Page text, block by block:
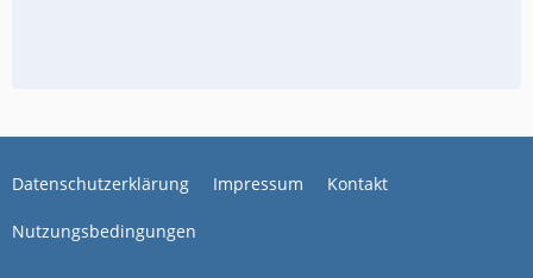
Datenschutzerklärung Impressum Kontakt
Nutzungsbedingungen